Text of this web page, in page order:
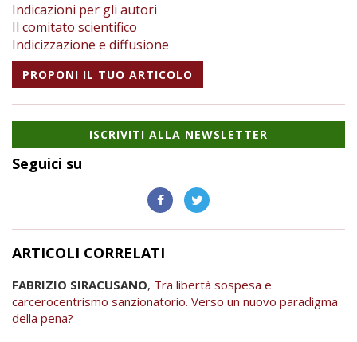
Indicazioni per gli autori
Il comitato scientifico
Indicizzazione e diffusione
PROPONI IL TUO ARTICOLO
ISCRIVITI ALLA NEWSLETTER
Seguici su
ARTICOLI CORRELATI
FABRIZIO SIRACUSANO, Tra libertà sospesa e
carcerocentrismo sanzionatorio. Verso un nuovo paradigma
della pena?